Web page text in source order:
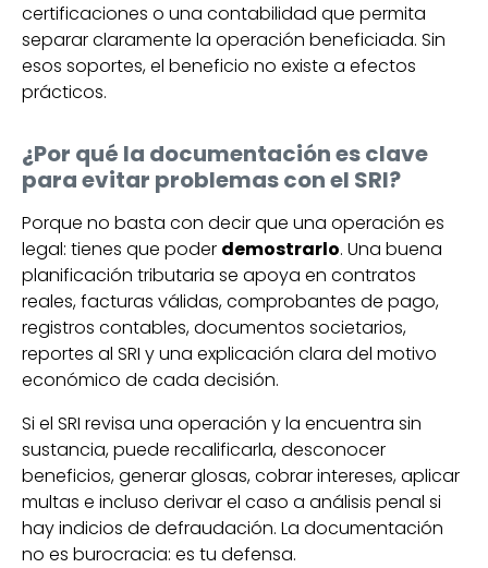
certificaciones o una contabilidad que permita
separar claramente la operación beneficiada. Sin
esos soportes, el beneficio no existe a efectos
prácticos.
¿Por qué la documentación es clave
para evitar problemas con el SRI?
Porque no basta con decir que una operación es
legal: tienes que poder demostrarlo. Una buena
planificación tributaria se apoya en contratos
reales, facturas válidas, comprobantes de pago,
registros contables, documentos societarios,
reportes al SRI y una explicación clara del motivo
económico de cada decisión.
Si el SRI revisa una operación y la encuentra sin
sustancia, puede recalificarla, desconocer
beneficios, generar glosas, cobrar intereses, aplicar
multas e incluso derivar el caso a análisis penal si
hay indicios de defraudación. La documentación
no es burocracia: es tu defensa.